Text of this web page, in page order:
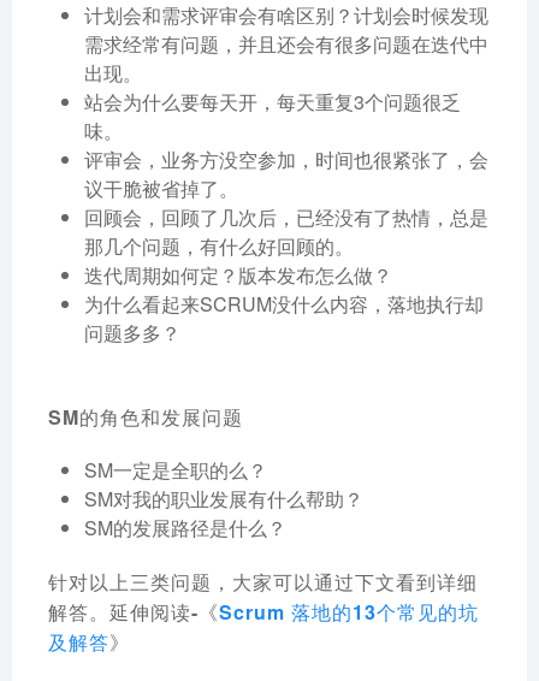
计划会和需求评审会有啥区别？计划会时候发现
需求经常有问题，并且还会有很多问题在迭代中
出现。
站会为什么要每天开，每天重复3个问题很乏
味。
评审会，业务方没空参加，时间也很紧张了，会
议干脆被省掉了。
回顾会，回顾了几次后，已经没有了热情，总是
那几个问题，有什么好回顾的。
迭代周期如何定？版本发布怎么做？
为什么看起来SCRUM没什么内容，落地执行却
问题多多？
SM的角色和发展问题
SM一定是全职的么？
SM对我的职业发展有什么帮助？
SM的发展路径是什么？
针对以上三类问题，大家可以通过下文看到详细
解答。 延伸阅读-《Scrum 落地的13个常见的坑
及解答》